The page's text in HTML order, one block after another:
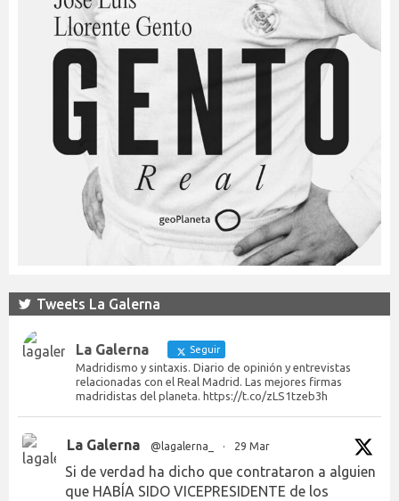
Tweets La Galerna
La Galerna Seguir
Madridismo y sintaxis. Diario de opinión y entrevistas
relacionadas con el Real Madrid. Las mejores firmas
madridistas del planeta. https://t.co/zLS1tzeb3h
La Galerna @lagalerna_ · 29 Mar
Si de verdad ha dicho que contrataron a alguien
que HABÍA SIDO VICEPRESIDENTE de los